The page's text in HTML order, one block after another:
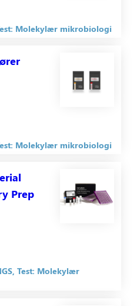
Molekylær mikrobiologi
Molekylær mikrobiologi
Prep
Test: Molekylær